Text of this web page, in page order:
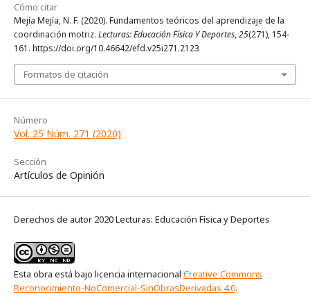
Cómo citar
Mejía Mejía, N. F. (2020). Fundamentos teóricos del aprendizaje de la
coordinación motriz. Lecturas: Educación Física Y Deportes,25(271), 154-
161. https://doi.org/10.46642/efd.v25i271.2123
Formatos de citación
Número
Vol. 25 Núm. 271 (2020)
Sección
Artículos de Opinión
Derechos de autor 2020 Lecturas: Educación Física y Deportes
Esta obra está bajo licencia internacional Creative Commons
Reconocimiento-NoComercial-SinObrasDerivadas 4.0.